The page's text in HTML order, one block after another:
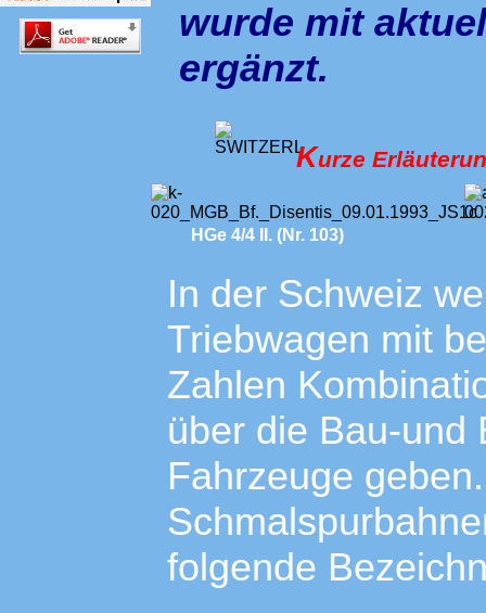
wurde mit
ergänzt.
Kurze
HGe 4/4 II. (Nr. 103)
In der Schweiz
Triebwagen mit
Zahlen
über die Bau-und
Fahrzeuge
folgende